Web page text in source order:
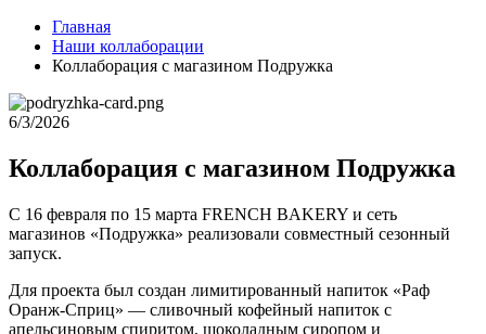
Главная
Наши коллаборации
Коллаборация с магазином Подружка
6/3/2026
Коллаборация с магазином Подружка
С 16 февраля по 15 марта FRENCH BAKERY и сеть
магазинов «Подружка» реализовали совместный сезонный
запуск.
Для проекта был создан лимитированный напиток «Раф
Оранж-Сприц» — сливочный кофейный напиток с
апельсиновым спиритом, шоколадным сиропом и